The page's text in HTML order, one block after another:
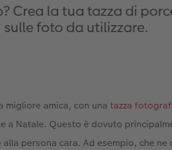
Crea la tua tazza di
foto da utilizzare.
migliore amica, con una tazza
a Natale. Questo è dovuto
persona cara. Ad esempio, che ne